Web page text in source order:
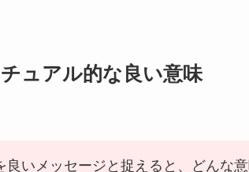
ュアル的な良い意味
良いメッセージと捉えると、どんな